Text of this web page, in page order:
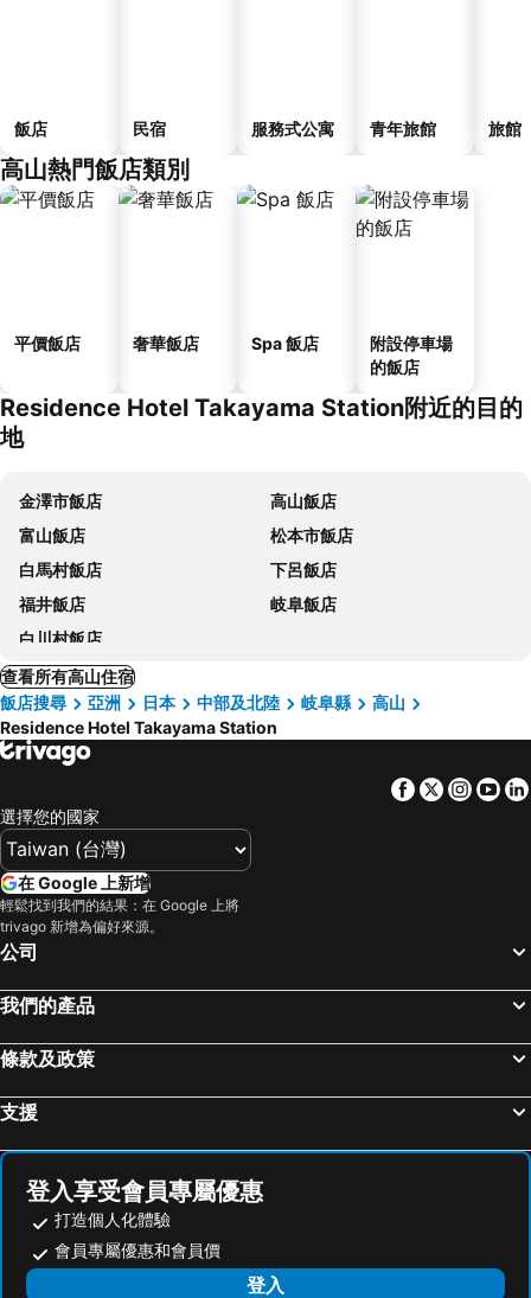
飯店 民宿 服務式公寓 青年旅館 旅館
高山熱門飯店類別
平價飯店 奢華飯店 Spa 飯店
附設停車場
的飯店
Residence Hotel Takayama Station附近的目的
地
金澤市飯店
高山飯店
富山飯店
松本市飯店
白馬村飯店
下呂飯店
福井飯店
岐阜飯店
白川村飯店
查看所有高山住宿
飯店搜尋
亞洲 日本 中部及北陸 岐阜縣
高山
Residence Hotel Takayama Station
Facebook
Twitter
選擇您的國家
在 Google 上新增
輕鬆找到我們的結果：在 Google 上將
trivago 新增為偏好來源。
公司
我們的產品
條款及政策
支援
登入享受會員專屬優惠
打造個人化體驗
會員專屬優惠和會員價
登入